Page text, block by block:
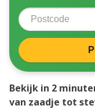
Postcode
Bekijk in 2
van zaadje tot